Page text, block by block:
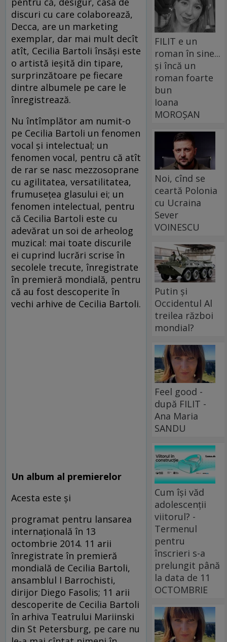
discuri cu care colaborează,
Decca, are un marketing
exemplar, dar mai mult decît
atît, Cecilia Bartoli însăşi este
o artistă ieşită din tipare,
surprinzătoare pe fiecare
dintre albumele pe care le
înregistrează.
Nu întîmplător am numit-o
pe Cecilia Bartoli un fenomen
vocal şi intelectual; un
fenomen vocal, pentru că atît
de rar se nasc mezzosoprane
cu agilitatea, versatilitatea,
frumuseţea glasului ei; un
fenomen intelectual, pentru
că Cecilia Bartoli este cu
adevărat un soi de arheolog
muzical: mai toate discurile
ei cuprind lucrări scrise în
secolele trecute, înregistrate
în premieră mondială, pentru
că au fost descoperite în
vechi arhive de Cecilia Bartoli.
Un album al premierelor
Acesta este şi
programat pentru lansarea
internaţională în 13
octombrie 2014. 11 arii
înregistrate în premieră
mondială de Cecilia Bartoli,
ansamblul I Barrochisti,
dirijor Diego Fasolis; 11 arii
descoperite de Cecilia Bartoli
în arhiva Teatrului Mariinski
din St Petersburg, pe care nu
FILIT e un
roman în sine...
și încă un
roman foarte
bun
Ioana
MOROȘAN
Noi, cînd se
ceartă Polonia
cu Ucraina
Sever
VOINESCU
Putin și
Occidentul Al
treilea război
mondial?
Feel good -
după FILIT -
Ana Maria
SANDU
Cum își văd
adolescenții
viitorul? -
Termenul
pentru
înscrieri s-a
prelungit până
la data de 11
OCTOMBRIE